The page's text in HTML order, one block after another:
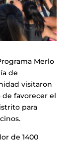
Merlo
de
visitaron
favorecer el
para
de 1400